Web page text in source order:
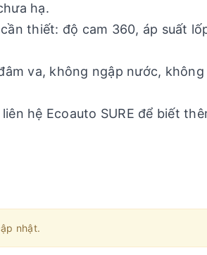
hạ.
thiết: độ cam 360, áp suất
va, không ngập nước,
hệ Ecoauto SURE để biết
nhật.